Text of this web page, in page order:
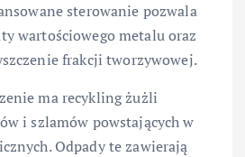
sterowanie pozwala
wartościowego metalu oraz
frakcji tworzywowej.
ma recykling żużli
i szlamów powstających w
Odpady te zawierają